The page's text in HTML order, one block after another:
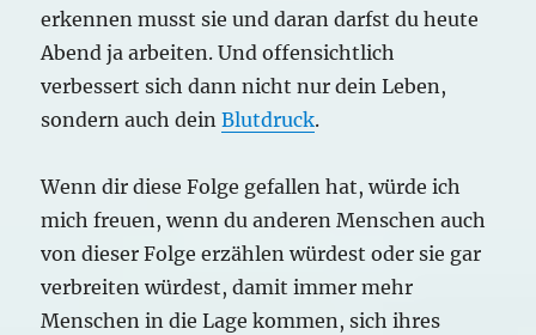
erkennen musst sie und daran darfst du heute
Abend ja arbeiten. Und offensichtlich
verbessert sich dann nicht nur dein Leben,
sondern auch deinBlutdruck.
Wenn dir diese Folge gefallen hat, würde ich
mich freuen, wenn du anderen Menschen auch
von dieser Folge erzählen würdest oder sie gar
verbreiten würdest, damit immer mehr
Menschen in die Lage kommen, sich ihres